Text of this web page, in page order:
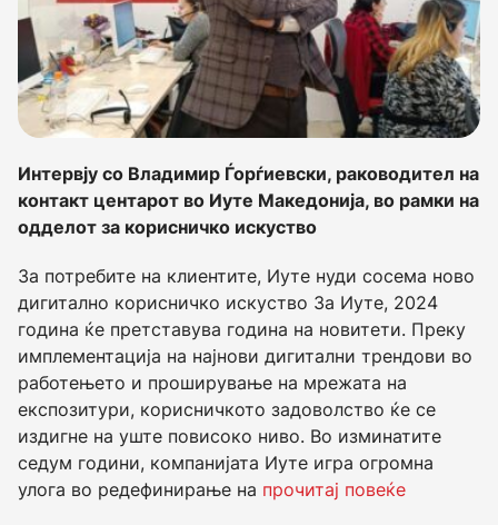
Интервју со Владимир Ѓорѓиевски, раководител на
контакт центарот во Иуте Македонија, во рамки на
одделот за корисничко искуство
За потребите на клиентите, Иуте нуди сосема ново
дигитално корисничко искуство За Иуте, 2024
година ќе претставува година на новитети. Преку
имплементација на најнови дигитални трендови во
работењето и проширување на мрежата на
експозитури, корисничкото задоволство ќе се
издигне на уште повисоко ниво. Во изминатите
седум години, компанијата Иуте игра огромна
улога во редефинирање на прочитај повеќе